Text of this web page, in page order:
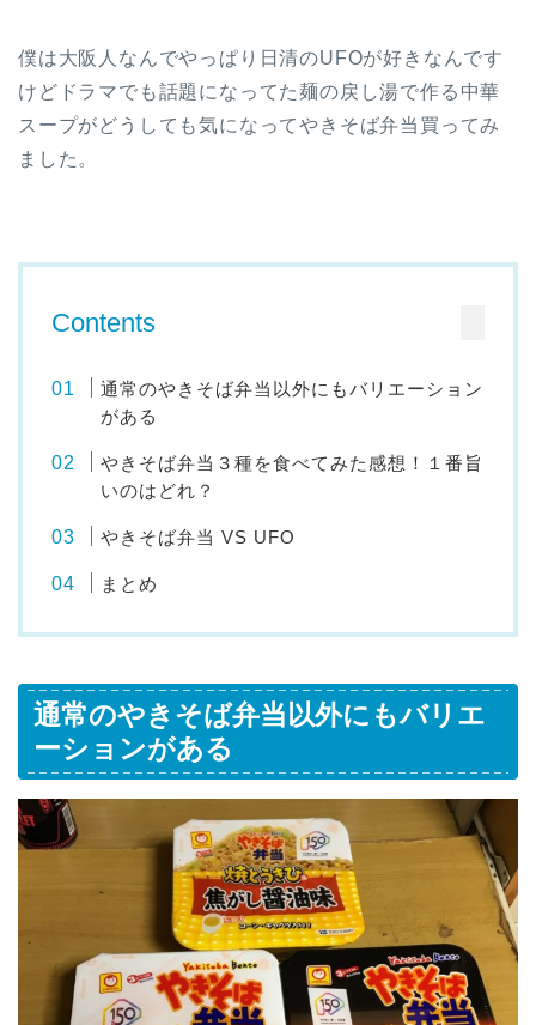
僕は大阪人なんでやっぱり日清のUFOが好きなんです
けどドラマでも話題になってた麺の戻し湯で作る中華
スープがどうしても気になってやきそば弁当買ってみ
ました。
Contents
通常のやきそば弁当以外にもバリエーション
がある
やきそば弁当３種を食べてみた感想！１番旨
いのはどれ？
やきそば弁当 VS UFO
まとめ
通常のやきそば弁当以外にもバリエ
ーションがある